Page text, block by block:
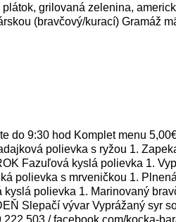
grilovaná zelenina,
(bravčový/kurací) Gramáž
9:30 hod Komplet menu
polievka s ryžou 1.
Fazuľová kyslá polievka 1.
polievka s mrveničkou 1.
polievka 1. Marinovaný
Slepačí vývar Vyprážaný syr
503 / facebook.com/kocka-